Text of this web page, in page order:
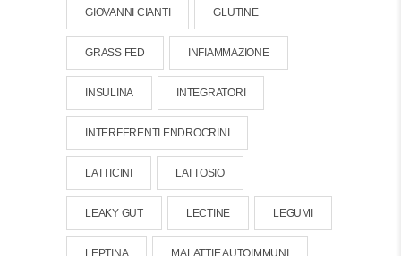
GIOVANNI CIANTI GLUTINE
GRASS FED INFIAMMAZIONE
INSULINA INTEGRATORI
INTERFERENTI ENDROCRINI
LATTICINI LATTOSIO
LEAKY GUT LECTINE LEGUMI
LEPTINA MALATTIE AUTOIMMUNI